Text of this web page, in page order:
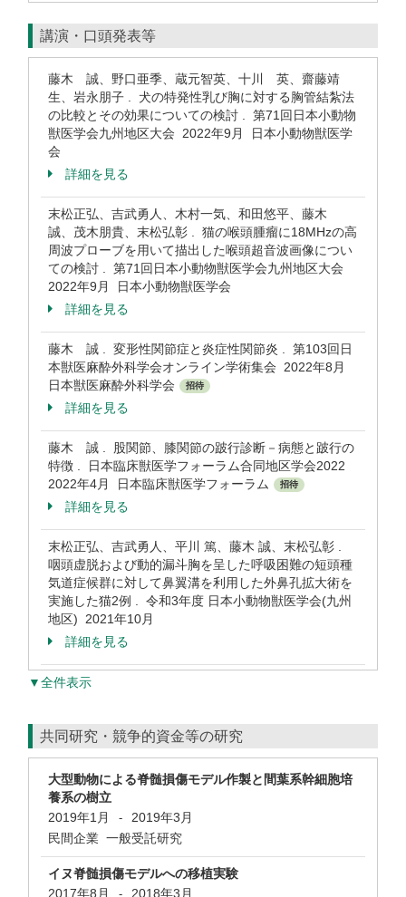
講演・口頭発表等
藤木 誠、野口亜季、蔵元智英、十川 英、齋藤靖
生、岩永朋子 . 犬の特発性乳び胸に対する胸管結紮法
の比較とその効果についての検討 . 第71回日本小動物
獣医学会九州地区大会 2022年9月 日本小動物獣医学
会
詳細を見る
末松正弘、吉武勇人、木村一気、和田悠平、藤木
誠、茂木朋貴、末松弘彰 . 猫の喉頭腫瘤に18MHzの高
周波プローブを用いて描出した喉頭超音波画像につい
ての検討 . 第71回日本小動物獣医学会九州地区大会
2022年9月 日本小動物獣医学会
詳細を見る
藤木 誠 . 変形性関節症と炎症性関節炎 . 第103回日
本獣医麻酔外科学会オンライン学術集会 2022年8月
日本獣医麻酔外科学会
招待
詳細を見る
藤木 誠 . 股関節、膝関節の跛行診断－病態と跛行の
特徴 . 日本臨床獣医学フォーラム合同地区学会2022
2022年4月 日本臨床獣医学フォーラム
招待
詳細を見る
末松正弘、吉武勇人、平川 篤、藤木 誠、末松弘彰 .
咽頭虚脱および動的漏斗胸を呈した呼吸困難の短頭種
気道症候群に対して鼻翼溝を利用した外鼻孔拡大術を
実施した猫2例 . 令和3年度 日本小動物獣医学会(九州
地区) 2021年10月
詳細を見る
▼全件表示
共同研究・競争的資金等の研究
大型動物による脊髄損傷モデル作製と間葉系幹細胞培
養系の樹立
2019年1月
-
2019年3月
民間企業 一般受託研究
イヌ脊髄損傷モデルへの移植実験
2017年8月
- 2018年3月